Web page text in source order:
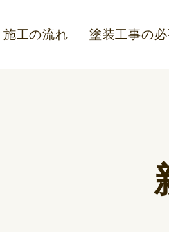
施工の流れ 塗装工事の必